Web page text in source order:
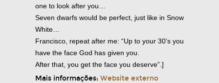
one to look after you…
Seven dwarfs would be perfect, just like in Snow
White…
Francisco, repeat after me: “Up to your 30’s you
have the face God has given you.
After that, you get the face you deserve”.]
Mais informações: Website externo